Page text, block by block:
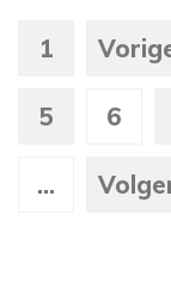
1
5 6
...